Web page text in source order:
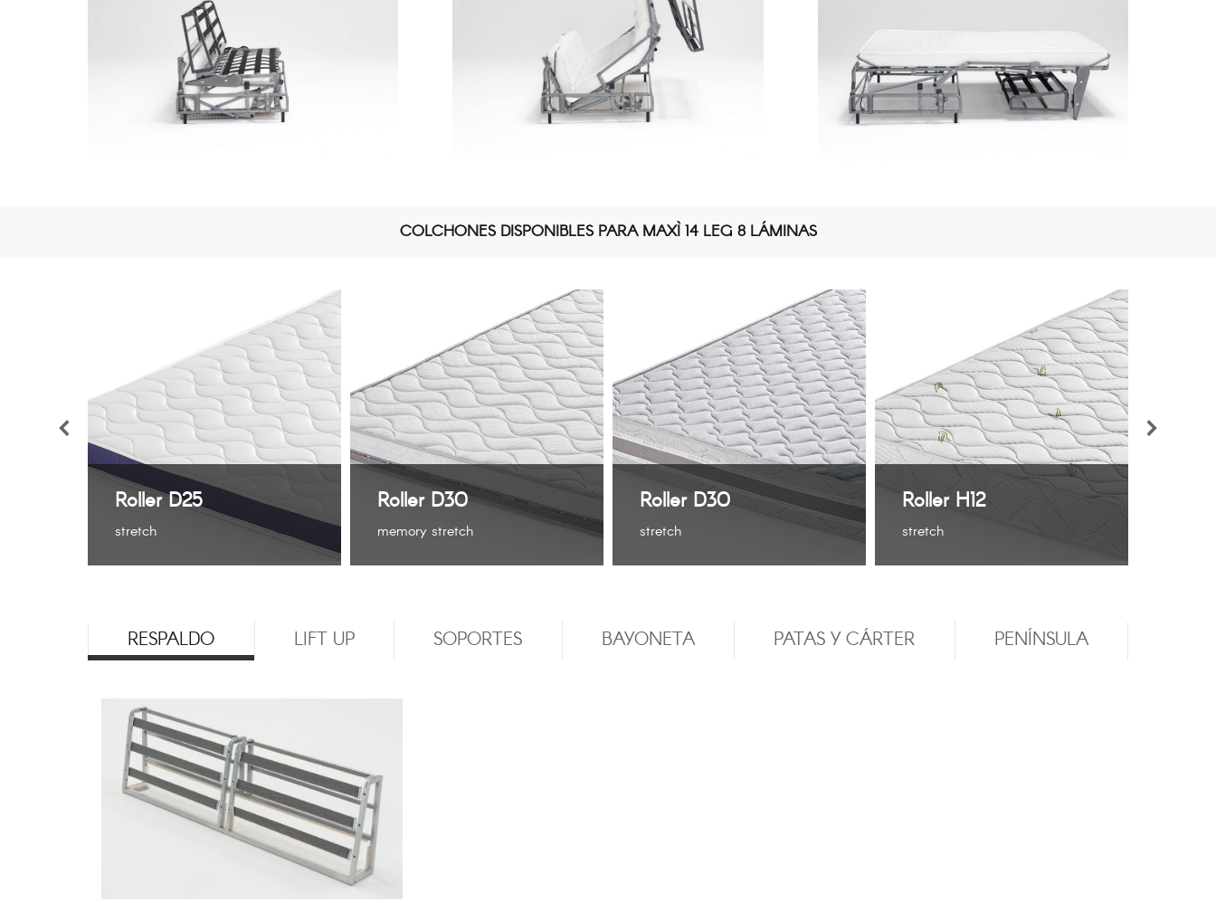
COLCHONES DISPONIBLES PARA MAXÌ 14 LEG 8 LÁMINAS
Roller D25
stretch
Roller D30
memory stretch
Roller D30
stretch
Roller H12
stretch
RESPALDO LIFT UP SOPORTES BAYONETA PATAS Y CÁRTER PENÍNSULA